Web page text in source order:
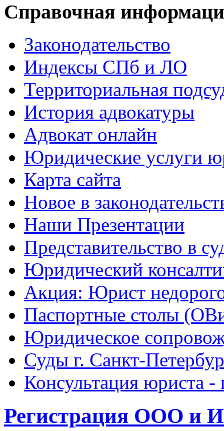
Справочная
Законодательство
Индексы СПб и ЛО
Территориальная
История адвокатуры
Адвокат онлайн
Юридические услуги
Карта сайта
Новое в
Наши Презентации
Представительство в
Юридический
Акция: Юрист
Паспортные столы
Юридическое
Суды г. Санкт-
Консультация юриста -
Регистрация ООО и